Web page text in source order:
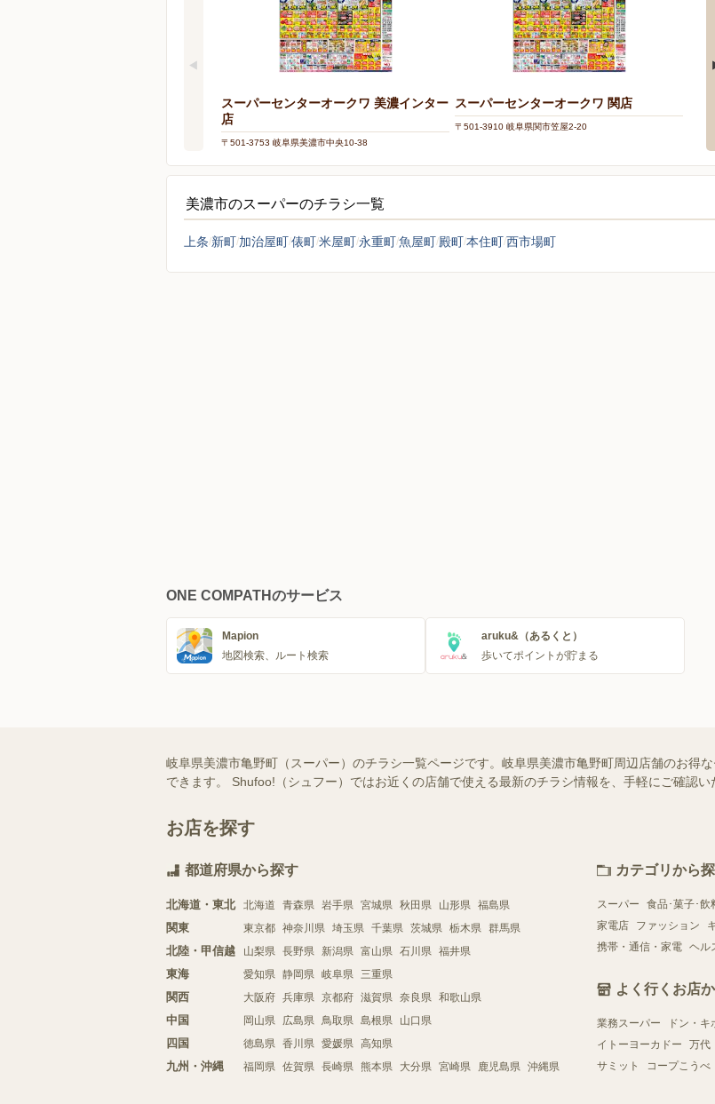
スーパーセンターオークワ 美濃インター
店
〒501-3753 岐阜県美濃市中央10-38
スーパーセンターオークワ 関店
〒501-3910 岐阜県関市笠屋2-20
ス
〒
美濃市のスーパーのチラシ一覧
上条 新町 加治屋町俵町米屋町 永重町魚屋町 殿町本住町西市場町
ONE COMPATHのサービス
Mapion
地図検索、ルート検索
aruku&（あるくと）
歩いてポイントが貯まる
岐阜県美濃市亀野町（スーパー）のチラシ一覧ページです。岐阜県美濃市亀野町周辺店舗のお得
できます。 Shufoo!（シュフー）ではお近くの店舗で使える最新のチラシ情報を、手軽にご確認い
お店を探す
都道府県から探す
北海道・東北 北海道 青森県 岩手県 宮城県 秋田県 山形県 福島県
関東 東京都 神奈川県 埼玉県 千葉県 茨城県 栃木県 群馬県
北陸・甲信越 山梨県 長野県 新潟県 富山県 石川県 福井県
東海 愛知県 静岡県 岐阜県 三重県
関西 大阪府 兵庫県 京都府 滋賀県 奈良県 和歌山県
中国 岡山県 広島県 鳥取県 島根県 山口県
四国 徳島県 香川県 愛媛県 高知県
九州・沖縄 福岡県 佐賀県 長崎県 熊本県 大分県 宮崎県 鹿児島県 沖縄県
カテゴリから
スーパー 食品･菓子･飲
家電店
ファッション
携帯・通信・家電 ヘル
よく行くお店
業務スーパー ドン・キ
イトーヨーカドー
万代
サミット
コープこうべ